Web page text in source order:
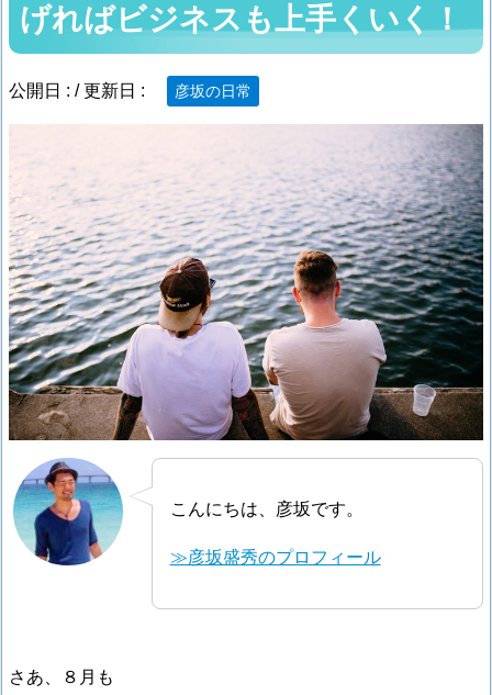
げればビジネスも上手くいく！
公開日 : / 更新日 : 彦坂の日常
こんにちは、彦坂です。
≫彦坂盛秀のプロフィール
さあ、８月も